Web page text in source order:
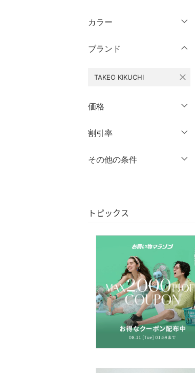
パンツ
スカート
オールインワン・オーバ
ーオール
バッグ
シューズ・靴
アクセサリー・腕時計
財布・ポーチ・ケース
帽子
ヘアアクセサリー
マタニティウェア・ベビ
カラー
クリア
ブランド
TAKEO KIKUCHI close
価格
絞り込み
割引率
％OFF～ ％OFF
その他の条件
クリア 絞り込み
トピックス